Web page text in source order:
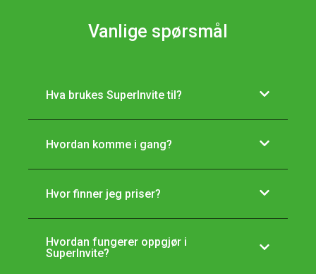
Vanlige spørsmål
Hva brukes SuperInvite til?
Hvordan komme i gang?
Hvor finner jeg priser?
Hvordan fungerer oppgjør i
SuperInvite?